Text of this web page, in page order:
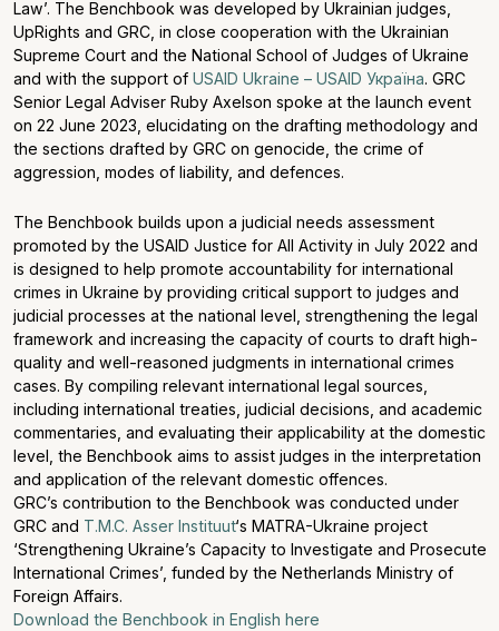
Law’. The Benchbook was developed by Ukrainian judges,
UpRights and GRC, in close cooperation with the Ukrainian
Supreme Court and the National School of Judges of Ukraine
and with the support of USAID Ukraine – USAID Україна. GRC
Senior Legal Adviser Ruby Axelson spoke at the launch event
on 22 June 2023, elucidating on the drafting methodology and
the sections drafted by GRC on genocide, the crime of
aggression, modes of liability, and defences.
The Benchbook builds upon a judicial needs assessment
promoted by the USAID Justice for All Activity in July 2022 and
is designed to help promote accountability for international
crimes in Ukraine by providing critical support to judges and
judicial processes at the national level, strengthening the legal
framework and increasing the capacity of courts to draft high-
quality and well-reasoned judgments in international crimes
cases. By compiling relevant international legal sources,
including international treaties, judicial decisions, and academic
commentaries, and evaluating their applicability at the domestic
level, the Benchbook aims to assist judges in the interpretation
and application of the relevant domestic offences.
GRC’s contribution to the Benchbook was conducted under
GRC and T.M.C. Asser Instituut‘s MATRA-Ukraine project
‘Strengthening Ukraine’s Capacity to Investigate and Prosecute
International Crimes’, funded by the Netherlands Ministry of
Foreign Affairs.
Download the Benchbook in English here